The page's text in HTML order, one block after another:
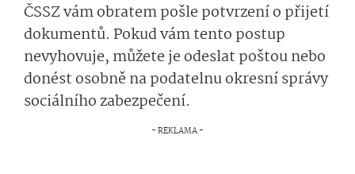
ČSSZ vám obratem pošle potvrzení o přijetí
dokumentů. Pokud vám tento postup
nevyhovuje, můžete je odeslat poštou nebo
donést osobně na podatelnu okresní správy
sociálního zabezpečení.